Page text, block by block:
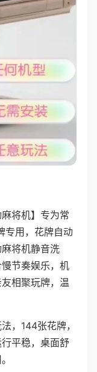
将机】专为常
专用，花牌自动
将机静音洗
节奏娱乐，机
相聚玩牌，温
，144张花牌，
平稳，桌面舒